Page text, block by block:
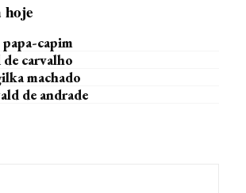
hoje
capim
carvalho
machado
de andrade